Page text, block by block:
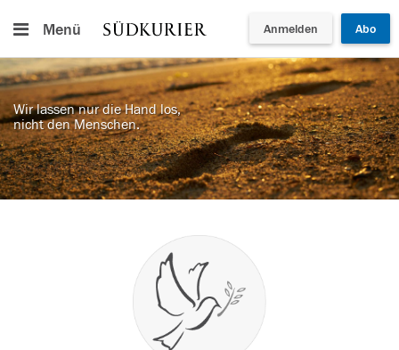
Menü Anmelden Abo
Wir lassen nur die Hand los,
nicht den Menschen.